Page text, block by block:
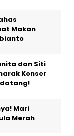
Makan
dan Siti
Konser
Mari
Merah